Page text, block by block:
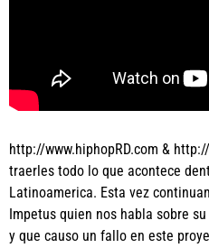
http://www.hiphopRD.com &
traerles todo lo que acontece
Latinoamerica. Esta vez
Impetus quien nos habla sobre
y que causo un fallo en este